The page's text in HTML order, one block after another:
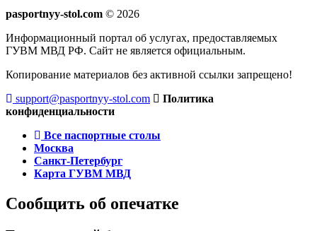
pasportnyy-stol.com © 2026
Информационный портал об услугах, предоставляемых
ГУВМ МВД РФ. Сайт не является официальным.
Копирование материалов без активной ссылки запрещено!
support@pasportnyy-stol.com
Политика
конфиденциальности
Все паспортные столы
Москва
Санкт-Петербург
Карта ГУВМ МВД
Сообщить об опечатке